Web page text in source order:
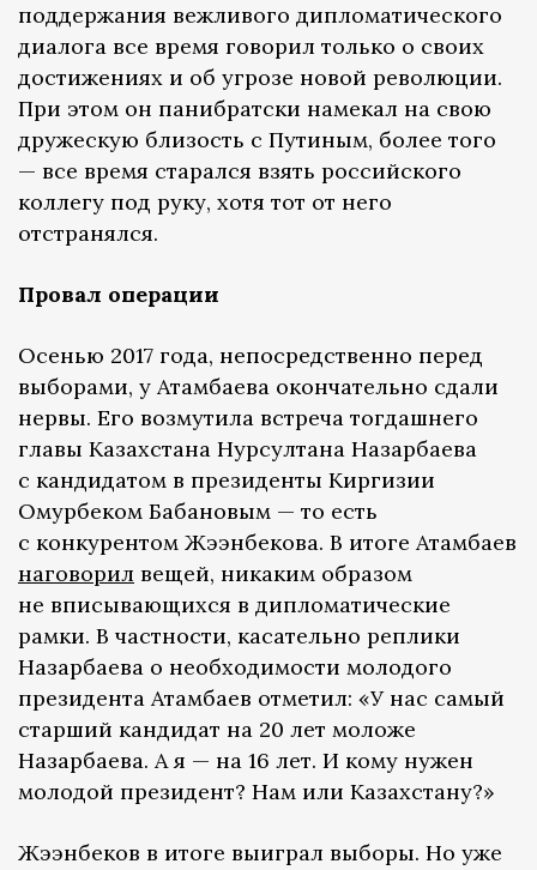
поддержания вежливого дипломатического
диалога все время говорил только о своих
достижениях и об угрозе новой революции.
При этом он панибратски намекал на свою
дружескую близость с Путиным, более того
— все время старался взять российского
коллегу под руку, хотя тот от него
отстранялся.
Провал операции
Осенью 2017 года, непосредственно перед
выборами, у Атамбаева окончательно сдали
нервы. Его возмутила встреча тогдашнего
главы Казахстана Нурсултана Назарбаева
с кандидатом в президенты Киргизии
Омурбеком Бабановым — то есть
с конкурентом Жээнбекова. В итоге Атамбаев
наговорил вещей, никаким образом
не вписывающихся в дипломатические
рамки. В частности, касательно реплики
Назарбаева о необходимости молодого
президента Атамбаев отметил: «У нас самый
старший кандидат на 20 лет моложе
Назарбаева. А я — на 16 лет. И кому нужен
молодой президент? Нам или Казахстану?»
Жээнбеков в итоге выиграл выборы. Но уже